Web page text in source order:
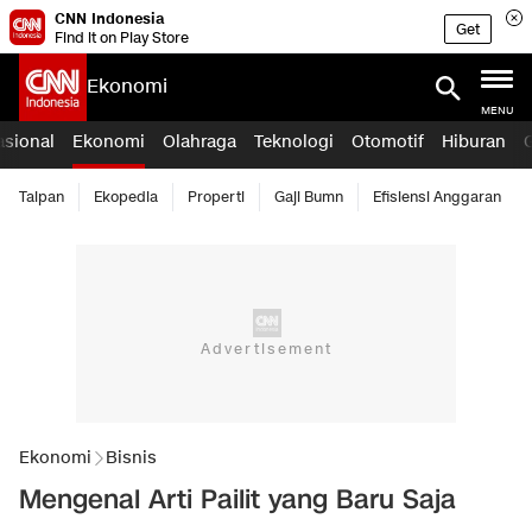
CNN Indonesia
Find it on Play Store
Get
Ekonomi
MENU
Ekonomi Olahraga Teknologi Otomotif Hiburan
Taipan Ekopedia Properti Gaji Bumn Efisiensi Anggaran
Ekonomi Bisnis
Mengenal Arti Pailit yang Baru Saja